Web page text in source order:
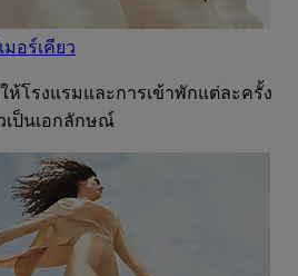
อร์เคียว
โรงแรมและการเข้าพักแต่ละครั้ง
เป็นเอกลักษณ์